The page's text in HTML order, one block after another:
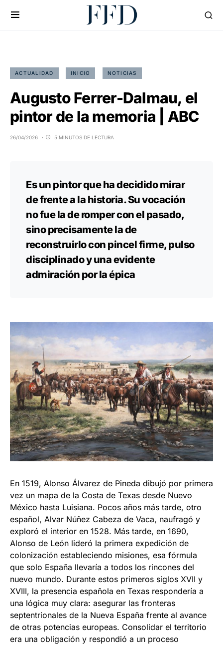
ACTUALIDAD INICIO NOTICIAS
Augusto Ferrer-Dalmau, el
pintor de la memoria | ABC
26/04/2026 5 MINUTOS DE LECTURA
Es un pintor que ha decidido mirar
de frente a la historia. Su vocación
no fue la de romper con el pasado,
sino precisamente la de
reconstruirlo con pincel firme, pulso
disciplinado y una evidente
admiración por la épica
En 1519, Alonso Álvarez de Pineda dibujó por primera
vez un mapa de la Costa de Texas desde Nuevo
México hasta Luisiana. Pocos años más tarde, otro
español, Alvar Núñez Cabeza de Vaca, naufragó y
exploró el interior en 1528. Más tarde, en 1690,
Alonso de León lideró la primera expedición de
colonización estableciendo misiones, esa fórmula
que solo España llevaría a todos los rincones del
nuevo mundo. Durante estos primeros siglos XVII y
XVIII, la presencia española en Texas respondería a
una lógica muy clara: asegurar las fronteras
septentrionales de la Nueva España frente al avance
de otras potencias europeas. Consolidar el territorio
era una obligación y respondió a un proceso